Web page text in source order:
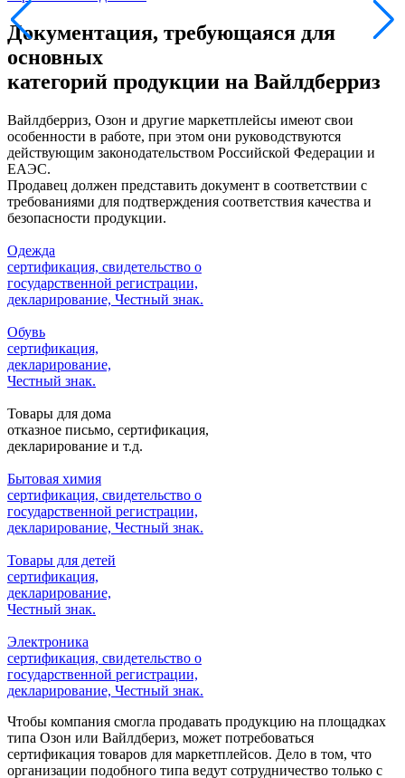
Документация, требующаяся для
основных
категорий продукции на Вайлдберриз
Вайлдберриз, Озон и другие маркетплейсы имеют свои
особенности в работе, при этом они руководствуются
действующим законодательством Российской Федерации и
ЕАЭС.
Продавец должен представить документ в соответствии с
требованиями для подтверждения соответствия качества и
безопасности продукции.
Одежда
сертификация, свидетельство о
государственной регистрации,
декларирование, Честный знак.
Обувь
сертификация,
декларирование,
Честный знак.
Товары для дома
отказное письмо, сертификация,
декларирование и т.д.
Бытовая химия
сертификация, свидетельство о
государственной регистрации,
декларирование, Честный знак.
Товары для детей
сертификация,
декларирование,
Честный знак.
Электроника
сертификация, свидетельство о
государственной регистрации,
декларирование, Честный знак.
Чтобы компания смогла продавать продукцию на площадках
типа Озон или Вайлдбериз, может потребоваться
сертификация товаров для маркетплейсов. Дело в том, что
организации подобного типа ведут сотрудничество только с